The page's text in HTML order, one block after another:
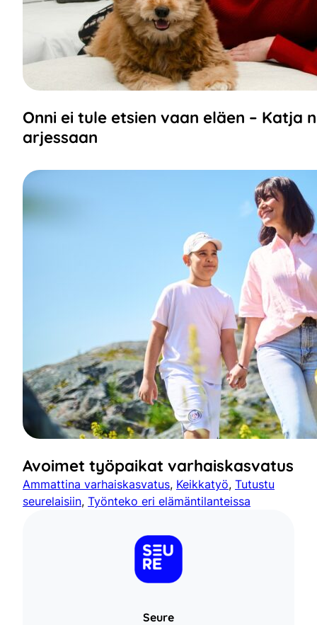
Onni ei tule etsien vaan eläen – Katja
arjessaan
Avoimet työpaikat varhaiskasvatus
Ammattina varhaiskasvatus, Keikkatyö, Tutustu
seurelaisiin, Työnteko eri elämäntilanteissa
Seure